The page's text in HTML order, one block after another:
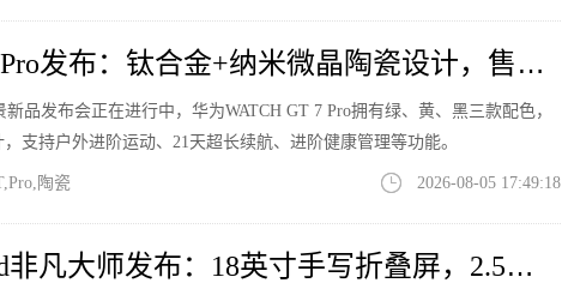
发布：钛合金+纳米微晶陶瓷设计，售价
品发布会正在进行中，华为WATCH GT 7 Pro拥有绿、黄、黑三款配色，
支持户外进阶运动、21天超长续航、进阶健康管理等功能。
陶瓷 2026-08-05 17:49:18
非凡大师发布：18英寸手写折叠屏，2.5万